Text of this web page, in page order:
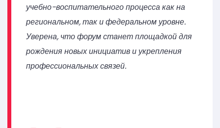
учебно-воспитательного процесса как на
региональном, так и федеральном уровне.
Уверена, что форум станет площадкой для
рождения новых инициатив и укрепления
профессиональных связей.